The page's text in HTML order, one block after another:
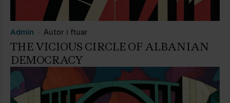
Admin Autor i ftuar
THE VICIOUS CIRCLE OF ALBANIAN
DEMOCRACY